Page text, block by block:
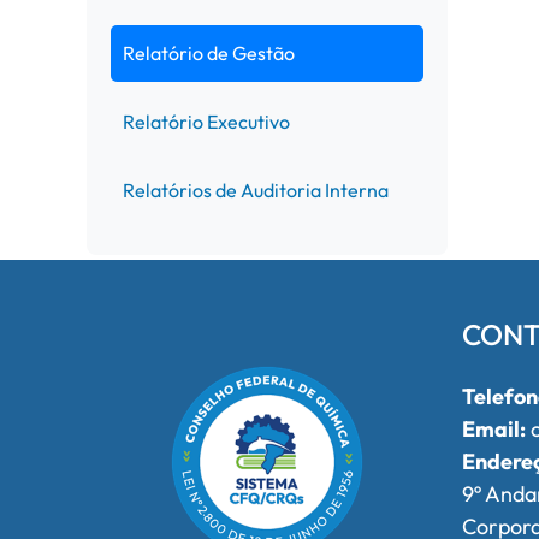
Relatório de Gestão
Relatório Executivo
Relatórios de Auditoria Interna
Email:
9º